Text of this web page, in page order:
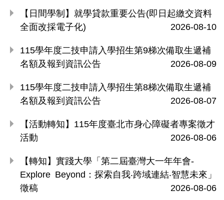
【日間學制】就學貸款重要公告(即日起繳交資料
全面改採電子化)
2026-08-10
115學年度二技申請入學招生第9梯次備取生遞補
名額及報到資訊公告
2026-08-09
115學年度二技申請入學招生第8梯次備取生遞補
名額及報到資訊公告
2026-08-07
【活動轉知】115年度臺北市身心障礙者專案徵才
活動
2026-08-06
【轉知】實踐大學「第二屆臺灣大一年年會-
Explore Beyond：探索自我‧跨域連結‧智慧未來」
徵稿
2026-08-06